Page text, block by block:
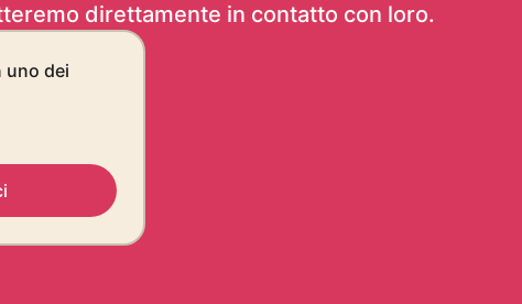
direttamente in contatto con loro.
uno dei